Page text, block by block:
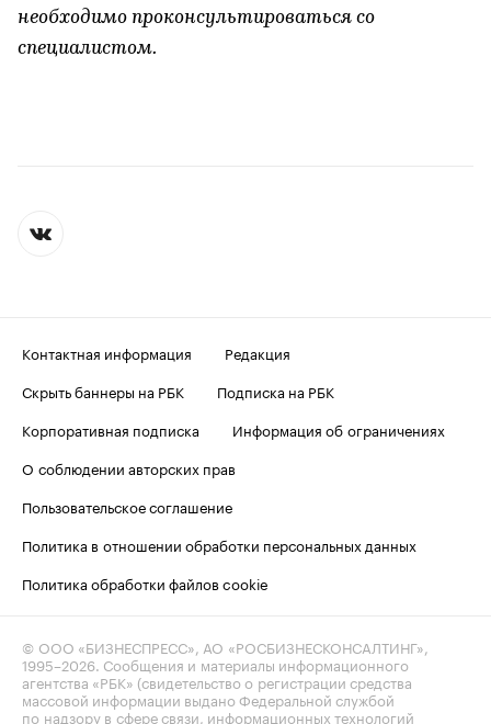
необходимо проконсультироваться со
специалистом.
Контактная информация
Редакция
Скрыть баннеры на РБК
Подписка на РБК
Корпоративная подписка
Информация об ограничениях
О соблюдении авторских прав
Пользовательское соглашение
Политика в отношении обработки персональных данных
Политика обработки файлов cookie
© ООО «БИЗНЕСПРЕСС», АО «РОСБИЗНЕСКОНСАЛТИНГ»,
1995–2026. Сообщения и материалы информационного
агентства «РБК» (свидетельство о регистрации средства
массовой информации выдано Федеральной службой
по надзору в сфере связи, информационных технологий